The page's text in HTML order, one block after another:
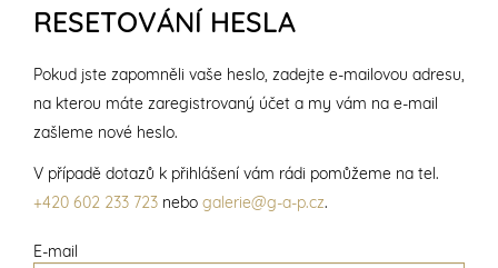
RESETOVÁNÍ HESLA
E-mail
Pokud jste zapomněli vaše heslo, zadejte e-mailovou adresu,
na kterou máte zaregistrovaný účet a my vám na e-mail
zašleme nové heslo.
V případě dotazů k přihlášení vám rádi pomůžeme na tel.
+420 602 233 723 nebo galerie@g-a-p.cz.